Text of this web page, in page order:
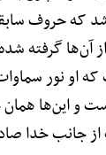
که حروف
آن‌ها گرفته
که او نور
و این‌ها
از جانب خدا